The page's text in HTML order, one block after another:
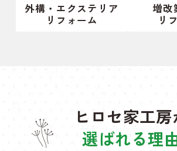
外構・エクステリア
リフォーム
増改
リ
ヒロセ家工房
選ばれる理